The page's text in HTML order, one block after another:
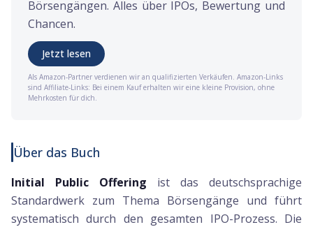
Börsengängen. Alles über IPOs, Bewertung und
Chancen.
Jetzt lesen
Als Amazon-Partner verdienen wir an qualifizierten Verkäufen. Amazon-Links
sind Affiliate-Links: Bei einem Kauf erhalten wir eine kleine Provision, ohne
Mehrkosten für dich.
Über das Buch
Initial Public Offering ist das deutschsprachige
Standardwerk zum Thema Börsengänge und führt
systematisch durch den gesamten IPO-Prozess. Die